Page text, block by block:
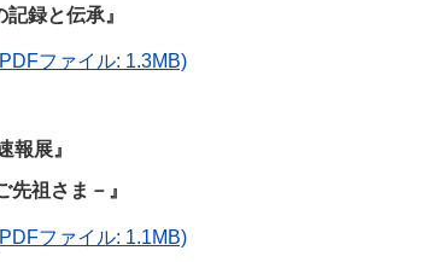
録と伝承』
ファイル: 1.3MB)
報展』
先祖さま－』
ファイル: 1.1MB)